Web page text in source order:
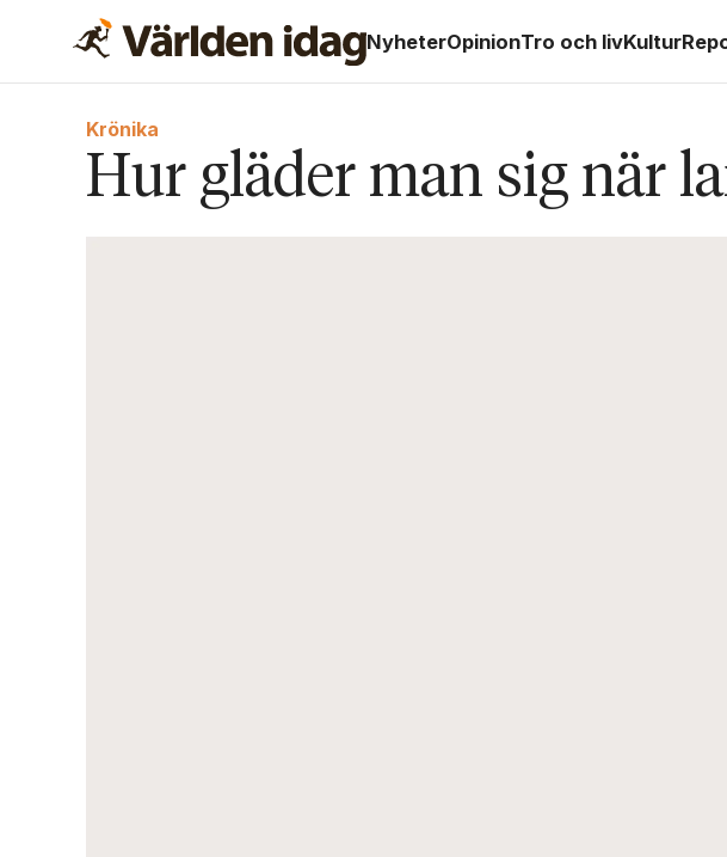
NyheterOpinionTro och livKultur
Krönika
Hur gläder man sig när